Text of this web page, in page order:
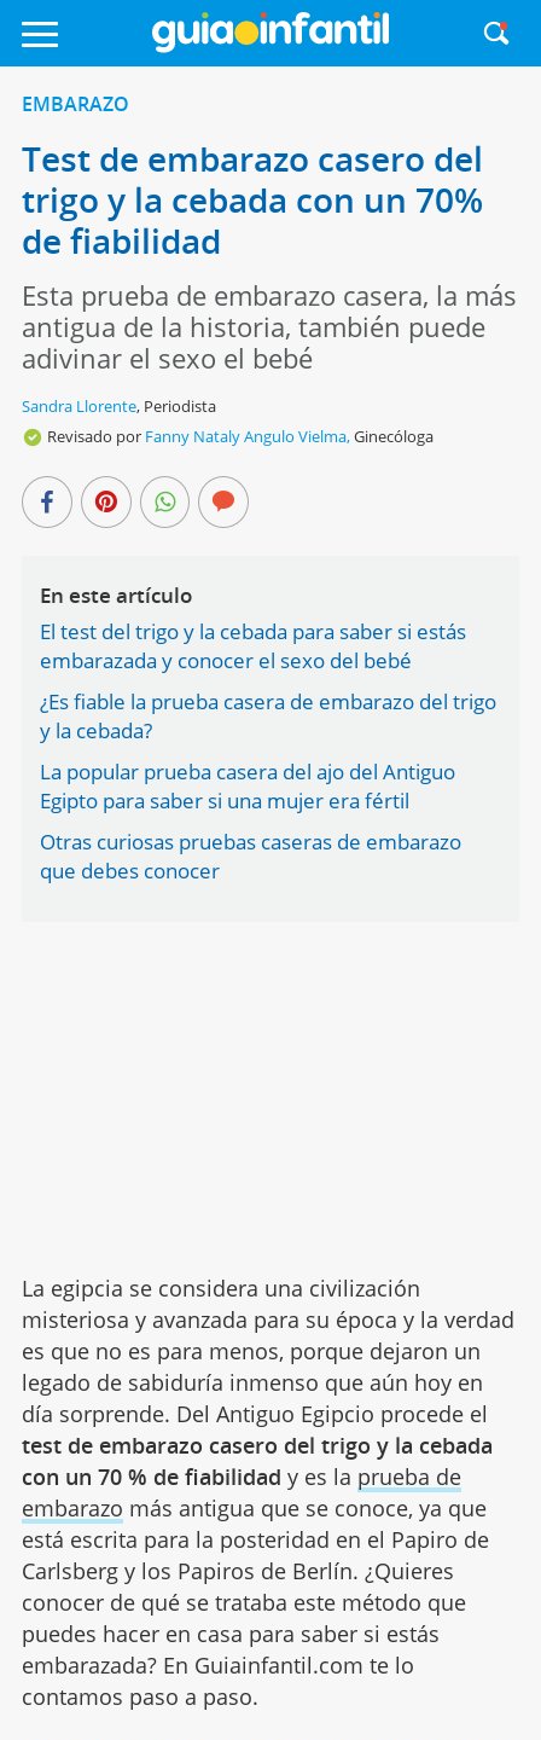
EMBARAZO
Test de embarazo casero del
trigo y la cebada con un 70%
de fiabilidad
Esta prueba de embarazo casera, la más
antigua de la historia, también puede
adivinar el sexo el bebé
Sandra Llorente, Periodista
Revisado por Fanny Nataly Angulo Vielma,Ginecóloga
En este artículo
El test del trigo y la cebada para saber si estás
embarazada y conocer el sexo del bebé
¿Es fiable la prueba casera de embarazo del trigo
y la cebada?
La popular prueba casera del ajo del Antiguo
Egipto para saber si una mujer era fértil
Otras curiosas pruebas caseras de embarazo
que debes conocer
La egipcia se considera una civilización
misteriosa y avanzada para su época y la verdad
es que no es para menos, porque dejaron un
legado de sabiduría inmenso que aún hoy en
día sorprende. Del Antiguo Egipcio procede el
test de embarazo casero del trigo y la cebada
con un 70 % de fiabilidad y es la prueba de
embarazo más antigua que se conoce, ya que
está escrita para la posteridad en el Papiro de
Carlsberg y los Papiros de Berlín. ¿Quieres
conocer de qué se trataba este método que
puedes hacer en casa para saber si estás
embarazada? En Guiainfantil.com te lo
contamos paso a paso.